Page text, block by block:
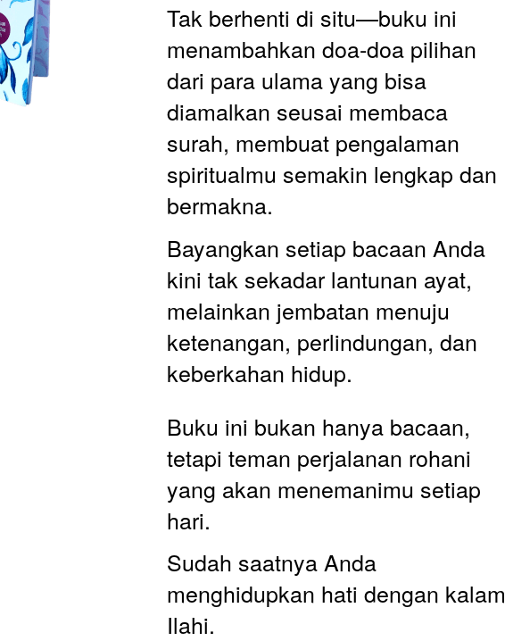
Tak berhenti di situ—buku ini
menambahkan doa-doa pilihan
dari para ulama yang bisa
diamalkan seusai membaca
surah, membuat pengalaman
spiritualmu semakin lengkap dan
bermakna.
Bayangkan setiap bacaan Anda
kini tak sekadar lantunan ayat,
melainkan jembatan menuju
ketenangan, perlindungan, dan
keberkahan hidup.
Buku ini bukan hanya bacaan,
tetapi teman perjalanan rohani
yang akan menemanimu setiap
hari.
Sudah saatnya Anda
menghidupkan hati dengan kalam
Ilahi.